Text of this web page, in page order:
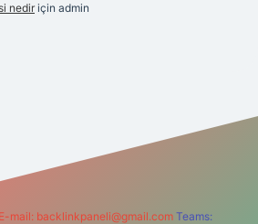
nedir için admin
E-mail: backlinkpaneli@gmail.com Teams: